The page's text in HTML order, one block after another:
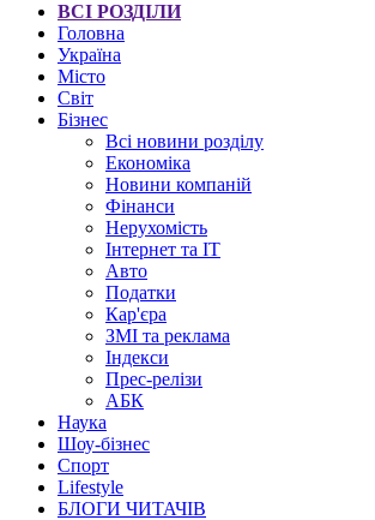
ВСІ РОЗДІЛИ
Головна
Україна
Місто
Світ
Бізнес
Всі новини розділу
Економіка
Новини компаній
Фінанси
Нерухомість
Інтернет та IT
Авто
Податки
Кар'єра
ЗМІ та реклама
Індекси
Прес-релізи
АБК
Наука
Шоу-бізнес
Спорт
Lifestyle
БЛОГИ ЧИТАЧІВ